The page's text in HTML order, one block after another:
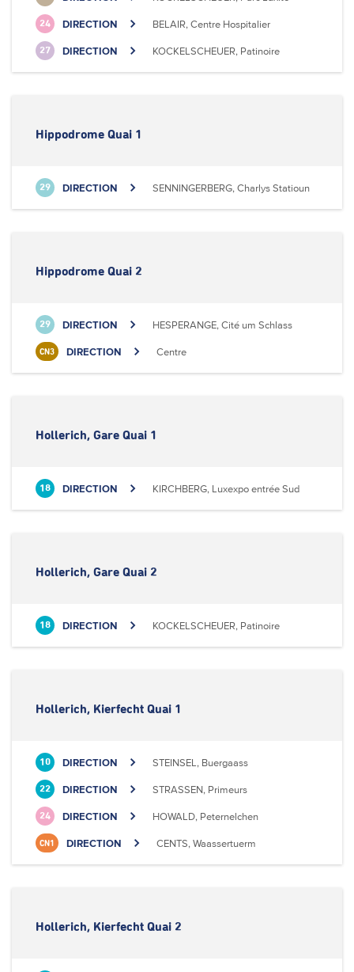
24 DIRECTION BELAIR, Centre Hospitalier
27 DIRECTION KOCKELSCHEUER, Patinoire
Hippodrome Quai 1
29 DIRECTION SENNINGERBERG, Charlys Statioun
Hippodrome Quai 2
29 DIRECTION HESPERANGE, Cité um Schlass
CN3 DIRECTION Centre
Hollerich, Gare Quai 1
18 DIRECTION KIRCHBERG, Luxexpo entrée Sud
Hollerich, Gare Quai 2
18 DIRECTION KOCKELSCHEUER, Patinoire
Hollerich, Kierfecht Quai 1
10 DIRECTION STEINSEL, Buergaass
22 DIRECTION STRASSEN, Primeurs
24 DIRECTION HOWALD, Peternelchen
CN1 DIRECTION CENTS, Waassertuerm
Hollerich, Kierfecht Quai 2